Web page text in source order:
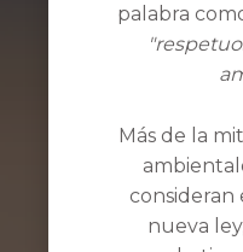
palabra
Más de la
consideran
nueva